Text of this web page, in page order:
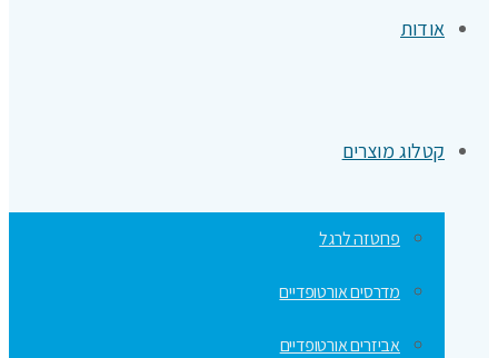
אודות
קטלוג מוצרים
פרוטזה לרגל
מדרסים אורטופדיים
אביזרים אורטופדיים